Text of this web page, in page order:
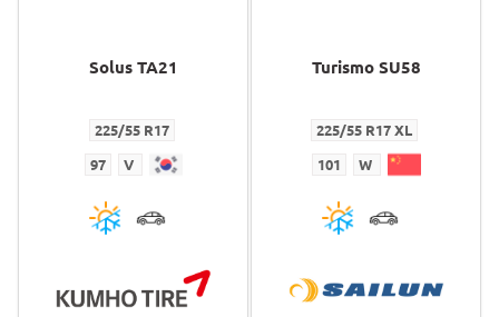
Solus TA21
225/55 R17
97 V
Turismo SU58
225/55 R17 XL
101 W